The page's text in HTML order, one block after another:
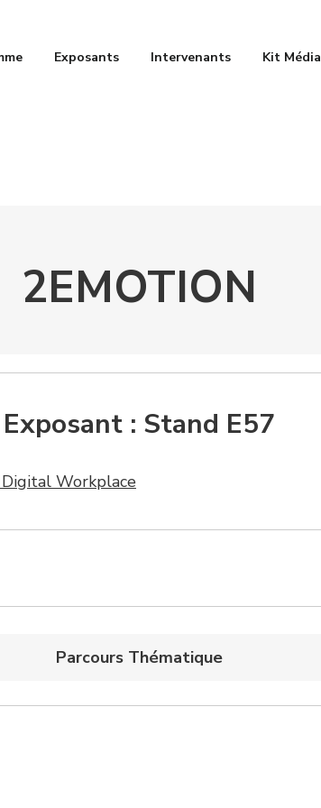
Exposants Intervenants Kit Média
2EMOTION
Exposant : Stand E57
Workplace
Parcours Thématique